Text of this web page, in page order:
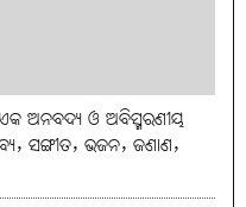
ଅନବଦ୍ୟ ଓ ଅବିସ୍ମରଣୀୟ
ସଙ୍ଗୀତ, ଭଜନ, ଜଣାଣ,